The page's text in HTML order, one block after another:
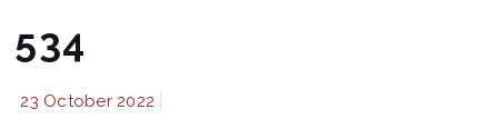
534
23 October 2022